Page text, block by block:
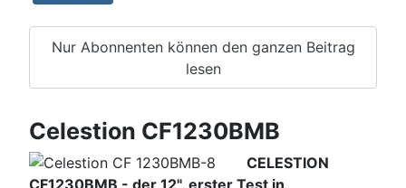
Nur Abonnenten können den ganzen Beitrag
lesen
Celestion CF1230BMB
CELESTION